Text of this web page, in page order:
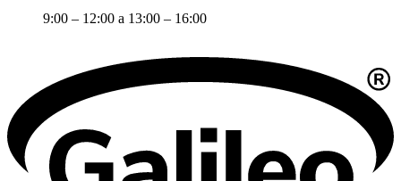
9:00 – 12:00 a 13:00 – 16:00